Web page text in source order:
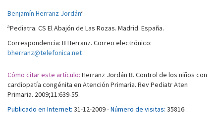
Benjamín Herranz Jordána
aPediatra. CS El Abajón de Las Rozas. Madrid. España.
Correspondencia: B Herranz. Correo electrónico:
bherranz@telefonica.net
Cómo citar este artículo: Herranz Jordán B. Control de los niños con
cardiopatía congénita en Atención Primaria. Rev Pediatr Aten
Primaria. 2009;11:639-55.
Publicado en Internet: 31-12-2009 -Número de visitas: 35816